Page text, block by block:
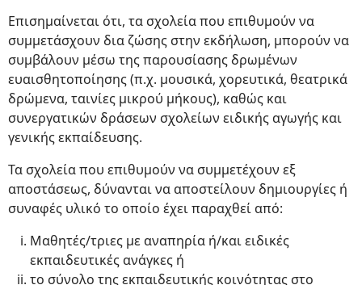
Επισημαίνεται ότι, τα σχολεία που επιθυμούν να
συμμετάσχουν δια ζώσης στην εκδήλωση, μπορούν να
συμβάλουν μέσω της παρουσίασης δρωμένων
ευαισθητοποίησης (π.χ. μουσικά, χορευτικά, θεατρικά
δρώμενα, ταινίες μικρού μήκους), καθώς και
συνεργατικών δράσεων σχολείων ειδικής αγωγής και
γενικής εκπαίδευσης.
Τα σχολεία που επιθυμούν να συμμετέχουν εξ
αποστάσεως, δύνανται να αποστείλουν δημιουργίες ή
συναφές υλικό το οποίο έχει παραχθεί από:
Μαθητές/τριες με αναπηρία ή/και ειδικές
εκπαιδευτικές ανάγκες ή
το σύνολο της εκπαιδευτικής κοινότητας στο